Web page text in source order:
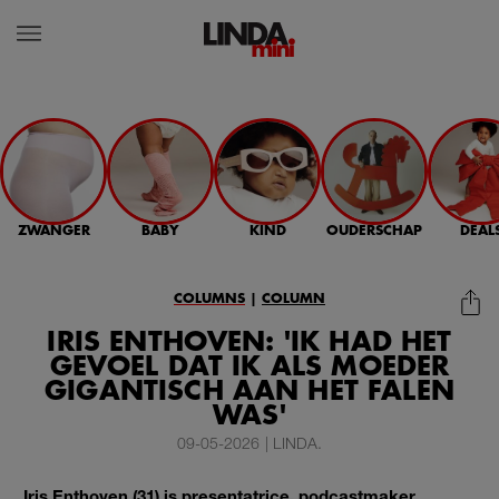
ZWANGER BABY KIND OUDERSCHAP
IRIS ENTHOVEN: 'IK HAD HET
GEVOEL DAT IK ALS MOEDER
GIGANTISCH AAN HET FALEN
WAS'
COLUMNS COLUMN
09-05-2026 | LINDA.